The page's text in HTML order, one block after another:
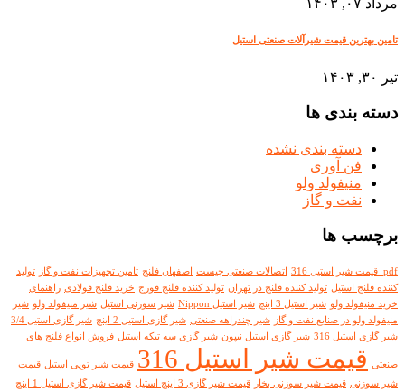
مرداد ۰۷, ۱۴۰۳
تامین بهترین قیمت شیرآلات صنعتی استیل
تیر ۳۰, ۱۴۰۳
دسته بندی ها
دسته بندی نشده
فن آوری
منیفولد ولو
نفت و گاز
برچسب ها
pdf قیمت شیر استیل 316 اتصالات صنعتی چیست اصفهان فلنج تامین تجهیزات نفت و گاز
تولید
کننده فلنج استیل تولید کننده فلنج در تهران تولید کننده فلنج فورج خرید فلنج فولادی راهنمای
خرید منیفولد ولو شیر استیل 3 اینچ شیر استیل Nippon شیر سوزنی استیل شیر منیفولد ولو شیر
منیفولد ولو در صنایع نفت و گاز
شیر چندراهه صنعتی شیر گازی استیل 2 اینچ
شیر گازی استیل 3/4
شیر گازی استیل 316
شیر گازی استیل نیپون شیر گازی سه تیکه استیل فروش انواع فلنج های
صنعتی قیمت شیر استیل 316 قیمت شیر توپی استیل قیمت
شیر سوزنی قیمت شیر سوزنی بخار قیمت شیر گازی 3 اینچ استیل
قیمت شیر گازی استیل 1 اینچ